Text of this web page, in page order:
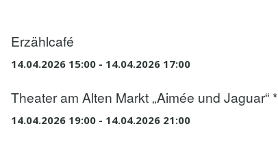
Erzählcafé
14.04.2026 15:00 - 14.04.2026 17:00
Theater am Alten Markt „Aimée und Jaguar“ *
14.04.2026 19:00 - 14.04.2026 21:00